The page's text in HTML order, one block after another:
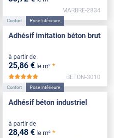
MARBRE-2834
Confort Pose Intérieure
Adhésif imitation béton brut
à partir de
25,86 € le m² *
BETON-3010
Confort Pose Intérieure
Adhésif béton industriel
à partir de
28,48 € le m² *